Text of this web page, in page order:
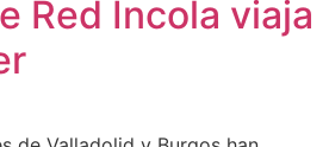
Red Íncola viaja